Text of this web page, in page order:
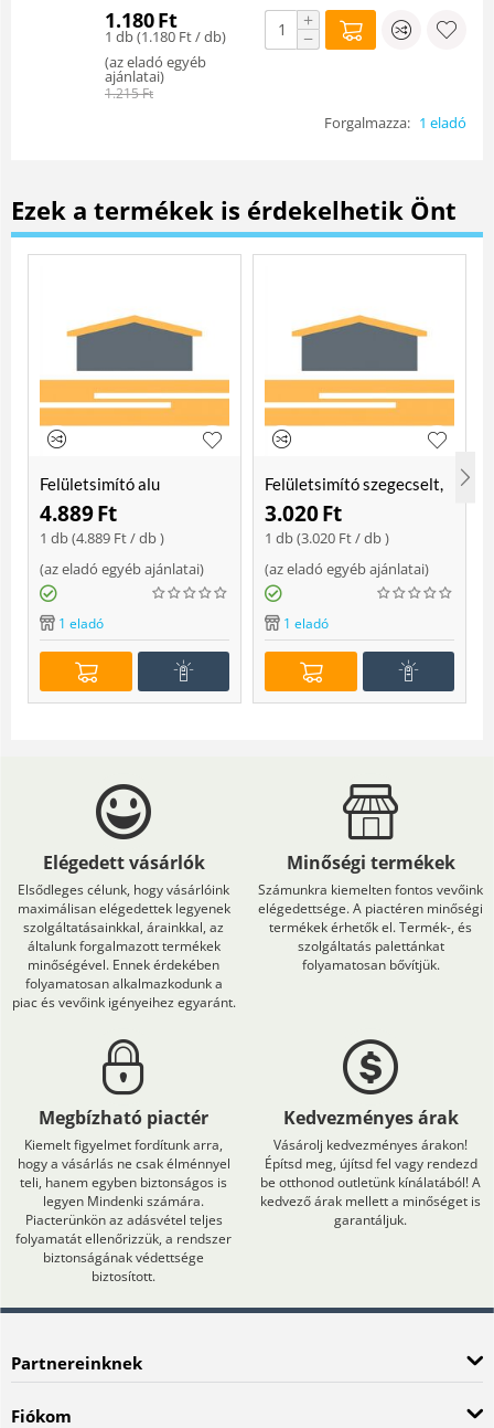
1.180Ft
1 db (1.180 Ft/ db)
(az eladó egyéb
ajánlatai)
1.215Ft
+
−
Forgalmazza: 1 eladó
Ezek a termékek is érdekelhetik Önt
Felületsimító alu
erősített, rome 400 mm
Soft
4.889Ft
1 db (4.889 Ft/ db )
(az eladó egyéb ajánlatai)
1 eladó
Felületsimító szegecselt,
rome 400mm
3.020Ft
1 db (3.020 Ft/ db )
(az eladó egyéb ajánlatai)
1 eladó
Elégedett vásárlók
Elsődleges célunk, hogy vásárlóink
maximálisan elégedettek legyenek
szolgáltatásainkkal, árainkkal, az
általunk forgalmazott termékek
minőségével. Ennek érdekében
folyamatosan alkalmazkodunk a
piac és vevőink igényeihez egyaránt.
Minőségi termékek
Számunkra kiemelten fontos vevőink
elégedettsége. A piactéren minőségi
termékek érhetők el. Termék-, és
szolgáltatás palettánkat
folyamatosan bővítjük.
Megbízható piactér
Kiemelt figyelmet fordítunk arra,
hogy a vásárlás ne csak élménnyel
teli, hanem egyben biztonságos is
legyen Mindenki számára.
Piacterünkön az adásvétel teljes
folyamatát ellenőrizzük, a rendszer
biztonságának védettsége
biztosított.
Kedvezményes árak
Vásárolj kedvezményes árakon!
Építsd meg, újítsd fel vagy rendezd
be otthonod outletünk kínálatából! A
kedvező árak mellett a minőséget is
garantáljuk.
Partnereinknek
Fiókom